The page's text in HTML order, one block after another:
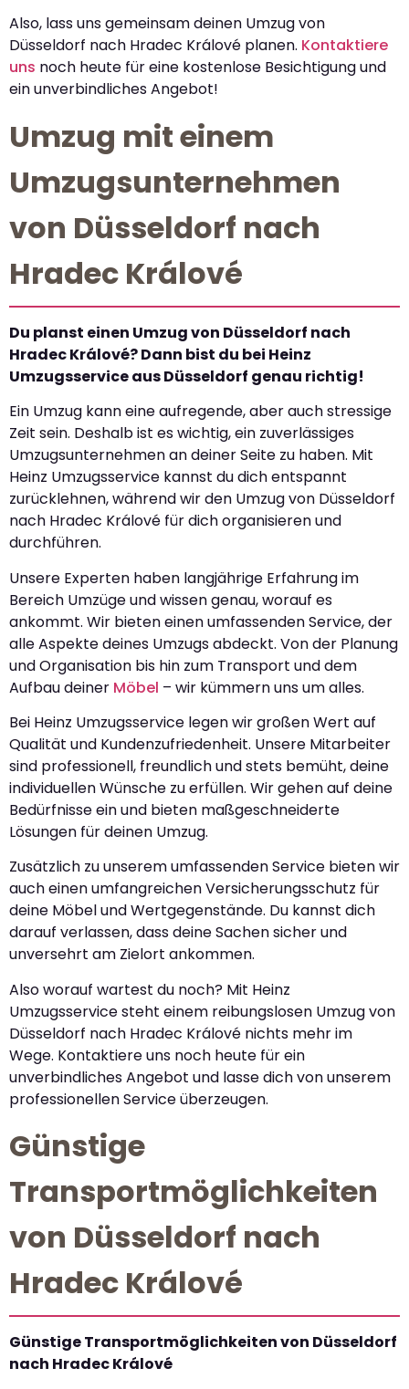
Also, lass uns gemeinsam deinen Umzug von
Düsseldorf nach Hradec Králové planen. Kontaktiere
uns noch heute für eine kostenlose Besichtigung und
ein unverbindliches Angebot!
Umzug mit einem
Umzugsunternehmen
von Düsseldorf nach
Hradec Králové
Du planst einen Umzug von Düsseldorf nach
Hradec Králové? Dann bist du bei Heinz
Umzugsservice aus Düsseldorf genau richtig!
Ein Umzug kann eine aufregende, aber auch stressige
Zeit sein. Deshalb ist es wichtig, ein zuverlässiges
Umzugsunternehmen an deiner Seite zu haben. Mit
Heinz Umzugsservice kannst du dich entspannt
zurücklehnen, während wir den Umzug von Düsseldorf
nach Hradec Králové für dich organisieren und
durchführen.
Unsere Experten haben langjährige Erfahrung im
Bereich Umzüge und wissen genau, worauf es
ankommt. Wir bieten einen umfassenden Service, der
alle Aspekte deines Umzugs abdeckt. Von der Planung
und Organisation bis hin zum Transport und dem
Aufbau deiner Möbel – wir kümmern uns um alles.
Bei Heinz Umzugsservice legen wir großen Wert auf
Qualität und Kundenzufriedenheit. Unsere Mitarbeiter
sind professionell, freundlich und stets bemüht, deine
individuellen Wünsche zu erfüllen. Wir gehen auf deine
Bedürfnisse ein und bieten maßgeschneiderte
Lösungen für deinen Umzug.
Zusätzlich zu unserem umfassenden Service bieten wir
auch einen umfangreichen Versicherungsschutz für
deine Möbel und Wertgegenstände. Du kannst dich
darauf verlassen, dass deine Sachen sicher und
unversehrt am Zielort ankommen.
Also worauf wartest du noch? Mit Heinz
Umzugsservice steht einem reibungslosen Umzug von
Düsseldorf nach Hradec Králové nichts mehr im
Wege. Kontaktiere uns noch heute für ein
unverbindliches Angebot und lasse dich von unserem
professionellen Service überzeugen.
Günstige
Transportmöglichkeiten
von Düsseldorf nach
Hradec Králové
Günstige Transportmöglichkeiten von Düsseldorf
nach Hradec Králové